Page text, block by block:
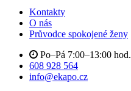
Kontakty
O nás
Průvodce spokojené ženy
Po–Pá 7:00–13:00 hod.
608 928 564
info@ekapo.cz